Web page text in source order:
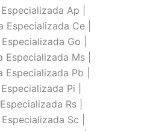
Brasil Pa | Consultoria E Assessoria Sanmarte Brasil Pb | Consultoria E Assessoria Sanmarte Brasil Pr | Consultoria E Assessoria Sanmarte Brasil Pe | Consultoria E Assessoria Sanmarte Brasil Pi | Consultoria E Assessoria Sanmarte Brasil Rj | Consultoria E Assessoria Sanmarte Brasil Rn | Consultoria E Assessoria Sanmarte Brasil Rs | Consultoria E Assessoria Sanmarte Brasil Ro | Consultoria E Assessoria Sanmarte Brasil Rr | Consultoria E Assessoria Sanmarte Brasil Sc | Consultoria E Assessoria Sanmarte Brasil Sp | Consultoria E Assessoria Sanmarte Brasil Se | Consultoria E Assessoria Sanmarte Brasil To| Sanmarte Brasil Calibraçāo De Equipamentos Ac | Sanmarte Brasil Calibraçāo De Equipamentos Al | Sanmarte Brasil Calibraçāo De Equipamentos Ap | Sanmarte Brasil Calibraçāo De Equipamentos Am | Sanmarte Brasil Calibraçāo De Equipamentos Ba | Sanmarte Brasil Calibraçāo De Equipamentos Ce | Sanmarte Brasil Calibraçāo De Equipamentos Df | Sanmarte Brasil Calibraçāo De Equipamentos Es | Sanmarte Brasil Calibraçāo De Equipamentos Go | Sanmarte Brasil Calibraçāo De Equipamentos Ma | Sanmarte Brasil Ca